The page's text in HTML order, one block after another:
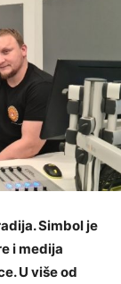
Simbol je
i medija
U više od